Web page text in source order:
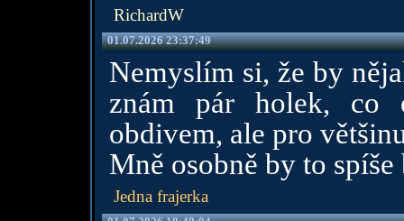
RichardW
01.07.2026 23:37:49
Nemyslím si, že by
znám pár holek,
obdivem, ale pro
Mně osobně by to
Jedna frajerka